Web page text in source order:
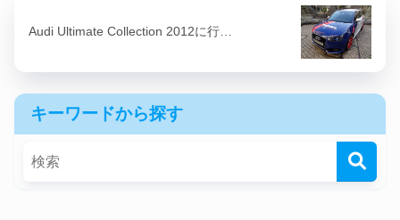
Audi Ultimate Collection 2012に行…
キーワードから探す